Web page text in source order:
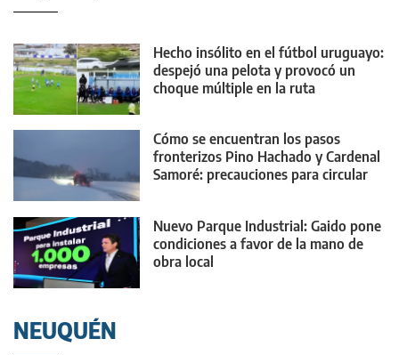
Hecho insólito en el fútbol uruguayo:
despejó una pelota y provocó un
choque múltiple en la ruta
Cómo se encuentran los pasos
fronterizos Pino Hachado y Cardenal
Samoré: precauciones para circular
Nuevo Parque Industrial: Gaido pone
condiciones a favor de la mano de
obra local
NEUQUÉN